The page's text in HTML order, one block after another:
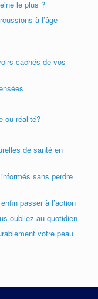
le plus ?
à l’âge
cachés de vos
ou réalité?
de santé en
sans perdre
passer à l’action
oubliez au quotidien
votre peau